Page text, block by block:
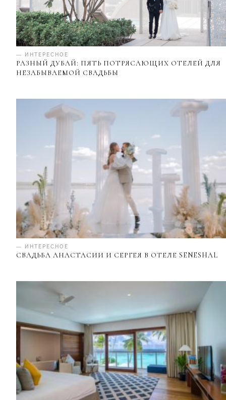
— ИНТЕРЕСНОЕ
РАЗНЫЙ ДУБАЙ: ПЯТЬ ПОТРЯСАЮЩИХ ОТЕЛЕЙ ДЛЯ
НЕЗАБЫВАЕМОЙ СВАДЬБЫ
— ИНТЕРЕСНОЕ
СВАДЬБА АНАСТАСИИ И СЕРГЕЯ В ОТЕЛЕ SENESHAL